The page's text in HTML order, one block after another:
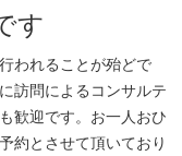
す
われることが殆どで
訪問によるコンサルテ
歓迎です。お一人おひ
約とさせて頂いており